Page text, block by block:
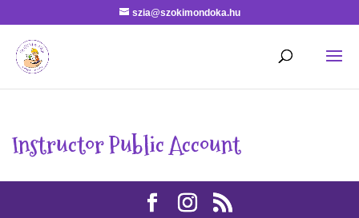
szia@szokimondoka.hu
Instructor Public Account